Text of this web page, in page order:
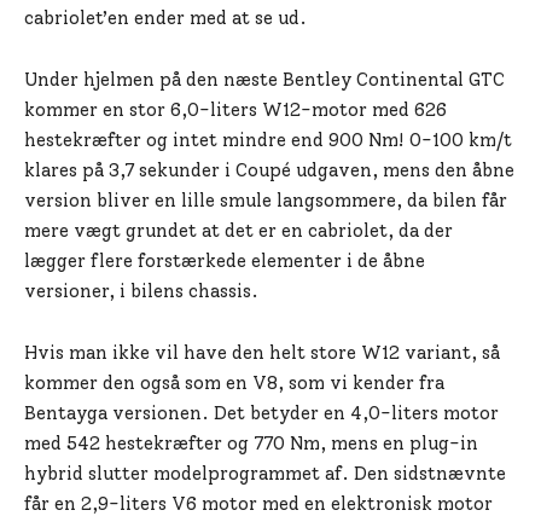
cabriolet’en ender med at se ud.
Under hjelmen på den næste Bentley Continental GTC
kommer en stor 6,0-liters W12-motor med 626
hestekræfter og intet mindre end 900 Nm! 0-100 km/t
klares på 3,7 sekunder i Coupé udgaven, mens den åbne
version bliver en lille smule langsommere, da bilen får
mere vægt grundet at det er en cabriolet, da der
lægger flere forstærkede elementer i de åbne
versioner, i bilens chassis.
Hvis man ikke vil have den helt store W12 variant, så
kommer den også som en V8, som vi kender fra
Bentayga versionen. Det betyder en 4,0-liters motor
med 542 hestekræfter og 770 Nm, mens en plug-in
hybrid slutter modelprogrammet af. Den sidstnævnte
får en 2,9-liters V6 motor med en elektronisk motor